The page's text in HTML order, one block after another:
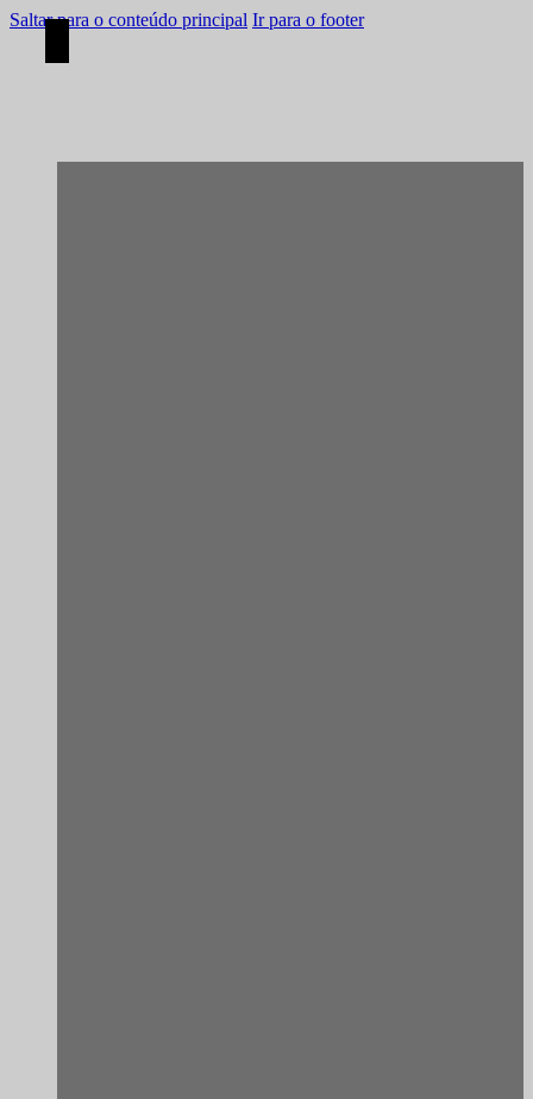
Saltar para o conteúdo principal Ir para o footer
[Construção]